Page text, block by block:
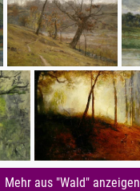
Mehr aus "Wald" anzeigen